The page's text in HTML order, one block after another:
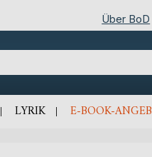
Über BoD
LYRIK E-BOOK-